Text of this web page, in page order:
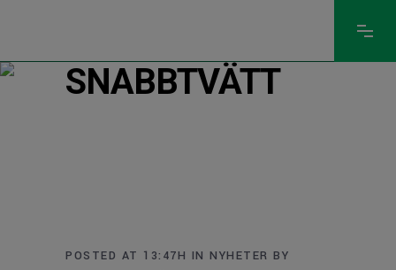
SNABBTVÄTT
POSTED AT 13:47H IN NYHETER BY